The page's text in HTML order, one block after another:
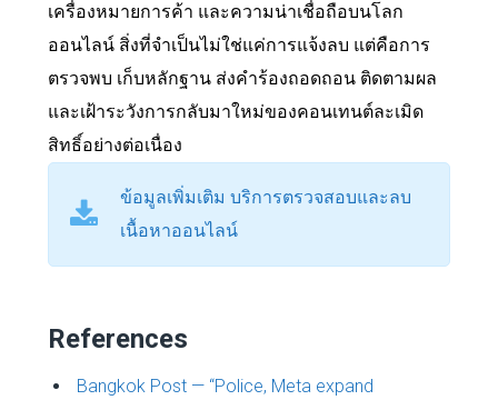
เครื่องหมายการค้า และความน่าเชื่อถือบนโลก
ออนไลน์ สิ่งที่จำเป็นไม่ใช่แค่การแจ้งลบ แต่คือการ
ตรวจพบ เก็บหลักฐาน ส่งคำร้องถอดถอน ติดตามผล
และเฝ้าระวังการกลับมาใหม่ของคอนเทนต์ละเมิด
สิทธิ์อย่างต่อเนื่อง
ข้อมูลเพิ่มเติม บริการตรวจสอบและลบ
เนื้อหาออนไลน์
References
Bangkok Post — “Police, Meta expand